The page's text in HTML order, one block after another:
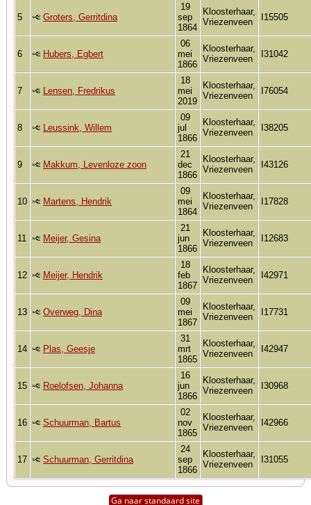
5 Groters, Gerritdina
19
sep
1864
Kloosterhaar,
Vriezenveen
I15505
6 Hubers, Egbert
06
mei
1866
Kloosterhaar,
Vriezenveen
I31042
7 Lensen, Fredrikus
18
mei
2019
Kloosterhaar,
Vriezenveen
I76054
8 Leussink, Willem
09
jul
1866
Kloosterhaar,
Vriezenveen
I38205
9 Makkum, Levenloze zoon
21
dec
1866
Kloosterhaar,
Vriezenveen
I43126
10 Martens, Hendrik
09
mei
1864
Kloosterhaar,
Vriezenveen
I17828
11 Meijer, Gesina
21
jun
1866
Kloosterhaar,
Vriezenveen
I12683
12 Meijer, Hendrik
18
feb
1867
Kloosterhaar,
Vriezenveen
I42971
13 Overweg, Dina
09
mei
1867
Kloosterhaar,
Vriezenveen
I17731
14 Plas, Geesje
31
mrt
1865
Kloosterhaar,
Vriezenveen
I42947
15 Roelofsen, Johanna
16
jun
1866
Kloosterhaar,
Vriezenveen
I30968
16 Schuurman, Bartus
02
nov
1865
Kloosterhaar,
Vriezenveen
I42966
17 Schuurman, Gerritdina
24
sep
1866
Kloosterhaar,
Vriezenveen
I31055
Ga naar standaard site